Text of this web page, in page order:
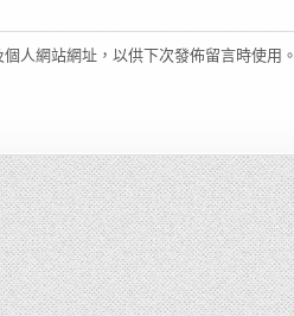
人網站網址，以供下次發佈留言時使用。